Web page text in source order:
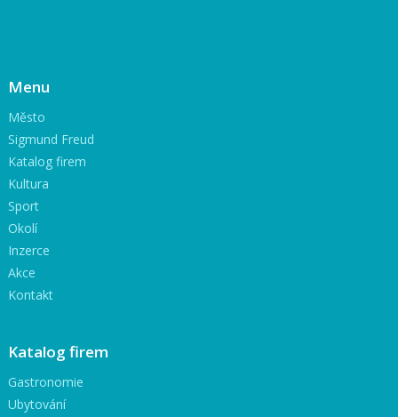
Menu
Město
Sigmund Freud
Katalog firem
Kultura
Sport
Okolí
Inzerce
Akce
Kontakt
Katalog firem
Gastronomie
Ubytování